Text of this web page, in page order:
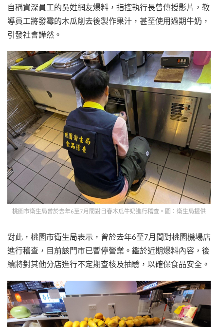
自稱資深員工的吳姓網友爆料，指控執行長曾傳授影片，教
導員工將發霉的木瓜削去後製作果汁，甚至使用過期牛奶，
引發社會譁然。
桃園市衛生局曾於去年6至7月間對日春木瓜牛奶進行稽查。圖：衛生局提供
對此，桃園市衛生局表示，曾於去年6至7月間對桃園機場店
進行稽查，目前該門市已暫停營業。鑑於近期爆料內容，後
續將對其他分店進行不定期查核及抽驗，以確保食品安全。